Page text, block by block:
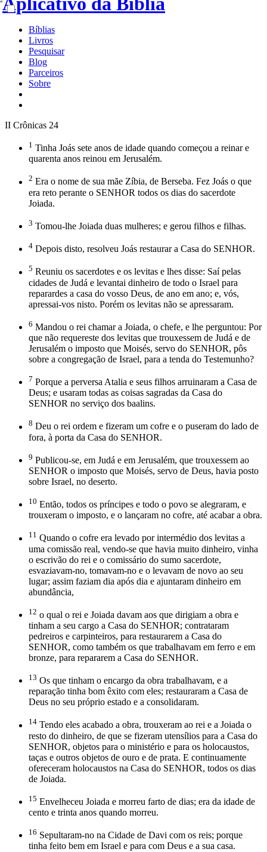
Bíblias
Livros
Pesquisar
Blog
Parceiros
Sobre
II Crônicas 24
1 Tinha Joás sete anos de idade quando começou a reinar e
quarenta anos reinou em Jerusalém.
2 Era o nome de sua mãe Zíbia, de Berseba. Fez Joás o que
era reto perante o SENHOR todos os dias do sacerdote
Joiada.
3 Tomou-lhe Joiada duas mulheres; e gerou filhos e filhas.
4 Depois disto, resolveu Joás restaurar a Casa do SENHOR.
5 Reuniu os sacerdotes e os levitas e lhes disse: Saí pelas
cidades de Judá e levantai dinheiro de todo o Israel para
reparardes a casa do vosso Deus, de ano em ano; e, vós,
apressai-vos nisto. Porém os levitas não se apressaram.
6 Mandou o rei chamar a Joiada, o chefe, e lhe perguntou: Por
que não requereste dos levitas que trouxessem de Judá e de
Jerusalém o imposto que Moisés, servo do SENHOR, pôs
sobre a congregação de Israel, para a tenda do Testemunho?
7 Porque a perversa Atalia e seus filhos arruinaram a Casa de
Deus; e usaram todas as coisas sagradas da Casa do
SENHOR no serviço dos baalins.
8 Deu o rei ordem e fizeram um cofre e o puseram do lado de
fora, à porta da Casa do SENHOR.
9 Publicou-se, em Judá e em Jerusalém, que trouxessem ao
SENHOR o imposto que Moisés, servo de Deus, havia posto
sobre Israel, no deserto.
10 Então, todos os príncipes e todo o povo se alegraram, e
trouxeram o imposto, e o lançaram no cofre, até acabar a obra.
11 Quando o cofre era levado por intermédio dos levitas a
uma comissão real, vendo-se que havia muito dinheiro, vinha
o escrivão do rei e o comissário do sumo sacerdote,
esvaziavam-no, tomavam-no e o levavam de novo ao seu
lugar; assim faziam dia após dia e ajuntaram dinheiro em
abundância,
12 o qual o rei e Joiada davam aos que dirigiam a obra e
tinham a seu cargo a Casa do SENHOR; contrataram
pedreiros e carpinteiros, para restaurarem a Casa do
SENHOR, como também os que trabalhavam em ferro e em
bronze, para repararem a Casa do SENHOR.
13 Os que tinham o encargo da obra trabalhavam, e a
reparação tinha bom êxito com eles; restauraram a Casa de
Deus no seu próprio estado e a consolidaram.
14 Tendo eles acabado a obra, trouxeram ao rei e a Joiada o
resto do dinheiro, de que se fizeram utensílios para a Casa do
SENHOR, objetos para o ministério e para os holocaustos,
taças e outros objetos de ouro e de prata. E continuamente
ofereceram holocaustos na Casa do SENHOR, todos os dias
de Joiada.
15 Envelheceu Joiada e morreu farto de dias; era da idade de
cento e trinta anos quando morreu.
16 Sepultaram-no na Cidade de Davi com os reis; porque
tinha feito bem em Israel e para com Deus e a sua casa.